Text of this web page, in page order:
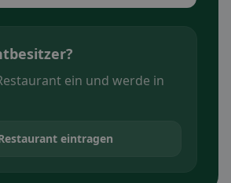
ein und werde in
eintragen